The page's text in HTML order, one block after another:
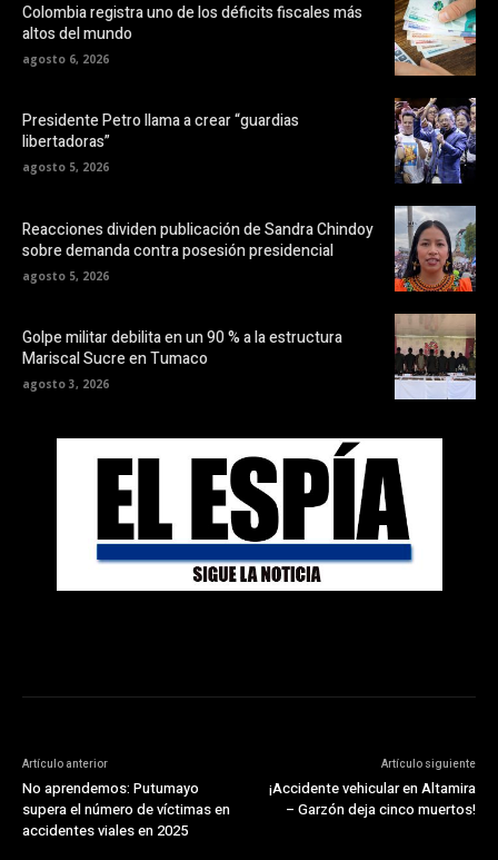
Colombia registra uno de los déficits fiscales más
altos del mundo
agosto 6, 2026
Presidente Petro llama a crear “guardias
libertadoras”
agosto 5, 2026
Reacciones dividen publicación de Sandra Chindoy
sobre demanda contra posesión presidencial
agosto 5, 2026
Golpe militar debilita en un 90 % a la estructura
Mariscal Sucre en Tumaco
agosto 3, 2026
Artículo anterior
No aprendemos: Putumayo
supera el número de víctimas en
accidentes viales en 2025
Artículo siguiente
¡Accidente vehicular en Altamira
– Garzón deja cinco muertos!